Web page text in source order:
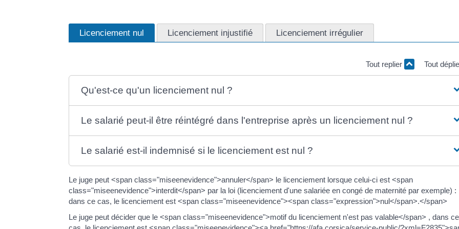
Licenciement nul Licenciement injustifié Licenciement irrégulier
Tout replier Tout
Qu'est-ce qu'un licenciement nul ?
Le salarié peut-il être réintégré dans l'entreprise après un licenciement nul ?
Le salarié est-il indemnisé si le licenciement est nul ?
Le juge peut <span class="miseenevidence">annuler</span> le licenciement lorsque celui-ci est <span
class="miseenevidence">interdit</span> par la loi (licenciement d'une salariée en congé de maternité par exemple) :
dans ce cas, le licenciement est <span class="miseenevidence"><span class="expression">nul</span>.</span>
Le juge peut décider que le <span class="miseenevidence">motif du licenciement n'est pas valable</span> , dans ce